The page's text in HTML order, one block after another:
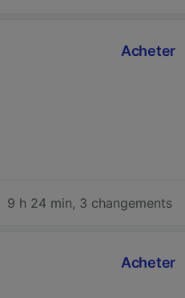
Acheter
9 h 24 min, 3 changements
Acheter